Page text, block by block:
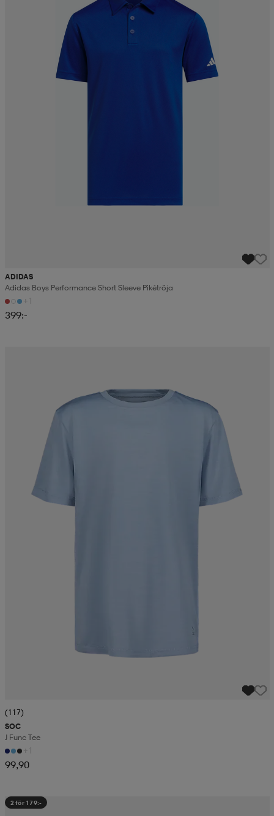
ADIDAS
Adidas Boys Performance Short Sleeve Pikétröja
+1
399:-
(117)
SOC
J Func Tee
+1
99,90
2 för 179:-